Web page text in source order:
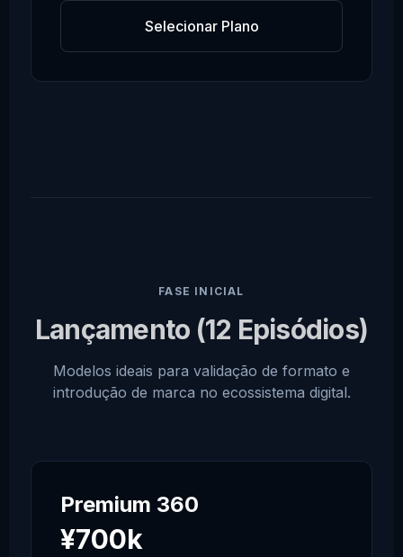
Selecionar Plano
FASE INICIAL
Lançamento (12 Episódios)
Modelos ideais para validação de formato e
introdução de marca no ecossistema digital.
Premium 360
¥700k